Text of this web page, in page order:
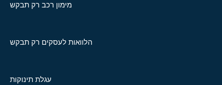
מימון רכב רק תבקש
הלוואות לעסקים רק תבקש
עגלת תינוקות